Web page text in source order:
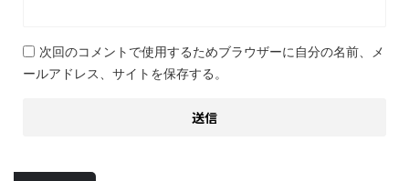
次回のコメントで使用するためブラウザーに自分の名前、メ
ールアドレス、サイトを保存する。